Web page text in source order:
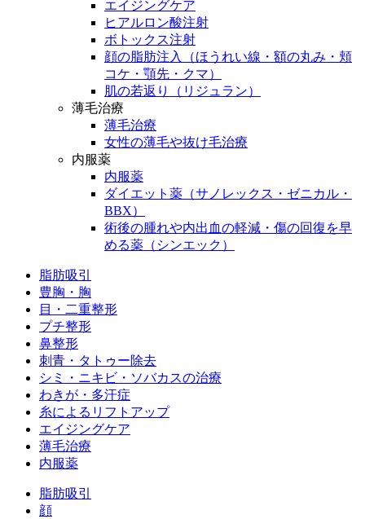
エイジングケア
ヒアルロン酸注射
ボトックス注射
顔の脂肪注入（ほうれい線・額の丸み・頬
コケ・顎先・クマ）
肌の若返り（リジュラン）
薄毛治療
薄毛治療
女性の薄毛や抜け毛治療
内服薬
内服薬
ダイエット薬（サノレックス・ゼニカル・
BBX）
術後の腫れや内出血の軽減・傷の回復を早
める薬（シンエック）
脂肪吸引
豊胸・胸
目・二重整形
プチ整形
鼻整形
刺青・タトゥー除去
シミ・ニキビ・ソバカスの治療
わきが・多汗症
糸によるリフトアップ
エイジングケア
薄毛治療
内服薬
脂肪吸引
顔